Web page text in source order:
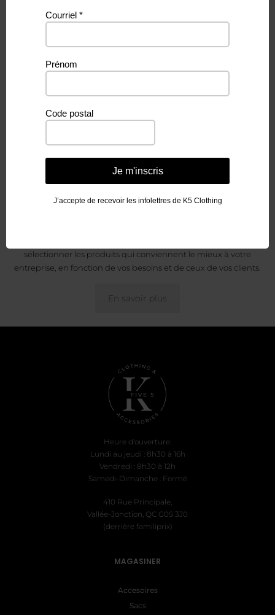
Vous aimeriez
devenir un
détaillant
de K5 Clothing &
Accessories?
En tant que détaillant, vous bénéficiez d’un accès à
sélectionner les produits qui conviennent le mieux à votre
entreprise, en fonction de vos besoins et de ceux de vos clients.
En savoir plus
Heure d'ouverture:
Lundi au jeudi : 8h30 à 16h
Vendredi : 8h30 à 12h
Samedi-Dimanche : Fermé
410 Rue Principale,
Vallée-Jonction, QC G0S 3J0
(derrière familiprix)
MAGASINER
Accesoires
Sacs
Courriel *
Prénom
Code postal
Je m'inscris
J’accepte de recevoir les infolettres de K5 Clothing